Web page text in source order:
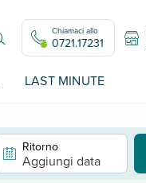
Chiamaci allo
0721.17231
LAST MINUTE
Ritorno
Aggiungi data